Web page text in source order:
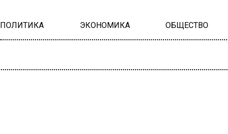
ПОЛИТИКА ЭКОНОМИКА ОБЩЕСТВО